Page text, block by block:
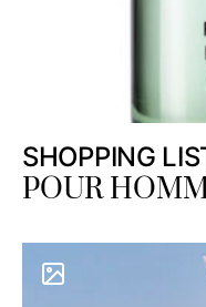
SHOPPING
POUR